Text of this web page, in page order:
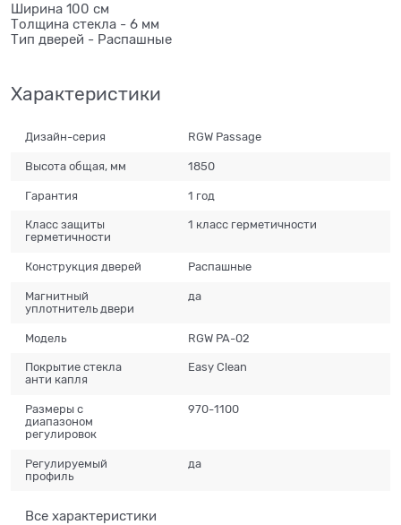
Ширина 100 см
Толщина стекла - 6 мм
Тип дверей - Распашные
Характеристики
Дизайн-серия RGW Passage
Высота общая, мм 1850
Гарантия 1 год
Класс защиты
герметичности
1 класс герметичности
Конструкция дверей Распашные
Магнитный
уплотнитель двери
да
Модель RGW PA-02
Покрытие стекла
анти капля
Easy Clean
Размеры с
диапазоном
регулировок
970-1100
Регулируемый
профиль
да
Все характеристики